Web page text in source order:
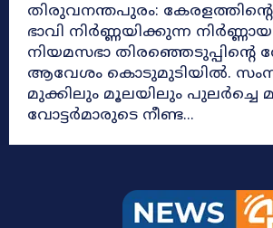
തിരുവനന്തപുരം: കേരളത്തിന്റെ
ഭാവി നിർണ്ണയിക്കുന്ന
നിയമസഭാ തിരഞ്ഞെടുപ്പിന്റെ
ആവേശം കൊടുമുടിയിൽ. സംസ്ഥാനത്തിന്റെ
മുക്കിലും മൂലയിലും പുലർച്ചെ
വോട്ടർമാരുടെ നീണ്ട...